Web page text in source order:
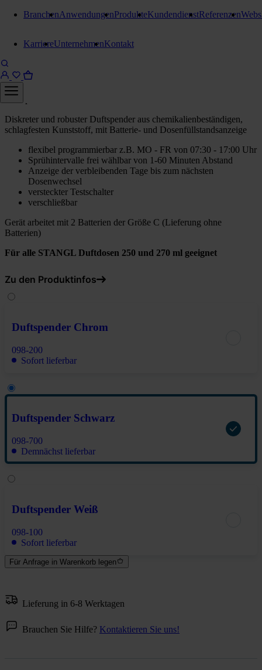
BranchenAnwendungenProdukteKundendienstReferenzen
KarriereUnternehmenKontakt
Stangl LCD Adaptable
Duftspender
Diskreter und robuster Duftspender aus chemikalienbeständigen,
schlagfesten Kunststoff, mit Batterie- und Dosenfüllstandsanzeige
flexibel programmierbar z.B. MO - FR von 07:30 - 17:00 Uhr
Sprühintervalle frei wählbar von 1-60 Minuten Abstand
Anzeige der verbleibenden Tage bis zum nächsten
Dosenwechsel
versteckter Testschalter
verschließbar
Gerät arbeitet mit 2 Batterien der Größe C (Lieferung ohne
Batterien)
Für alle STANGL Duftdosen 250 und 270 ml geeignet
Zu den Produktinfos
Duftspender Chrom
098-200
Sofort lieferbar
Duftspender Schwarz
098-700
Demnächst lieferbar
Duftspender Weiß
098-100
Sofort lieferbar
Für Anfrage in Warenkorb legen
Lieferung in 6-8 Werktagen
Brauchen Sie Hilfe? Kontaktieren Sie uns!